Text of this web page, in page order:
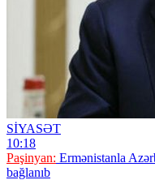
SİYASƏT
10:18
Paşinyan: Ermənistanla
bağlanıb